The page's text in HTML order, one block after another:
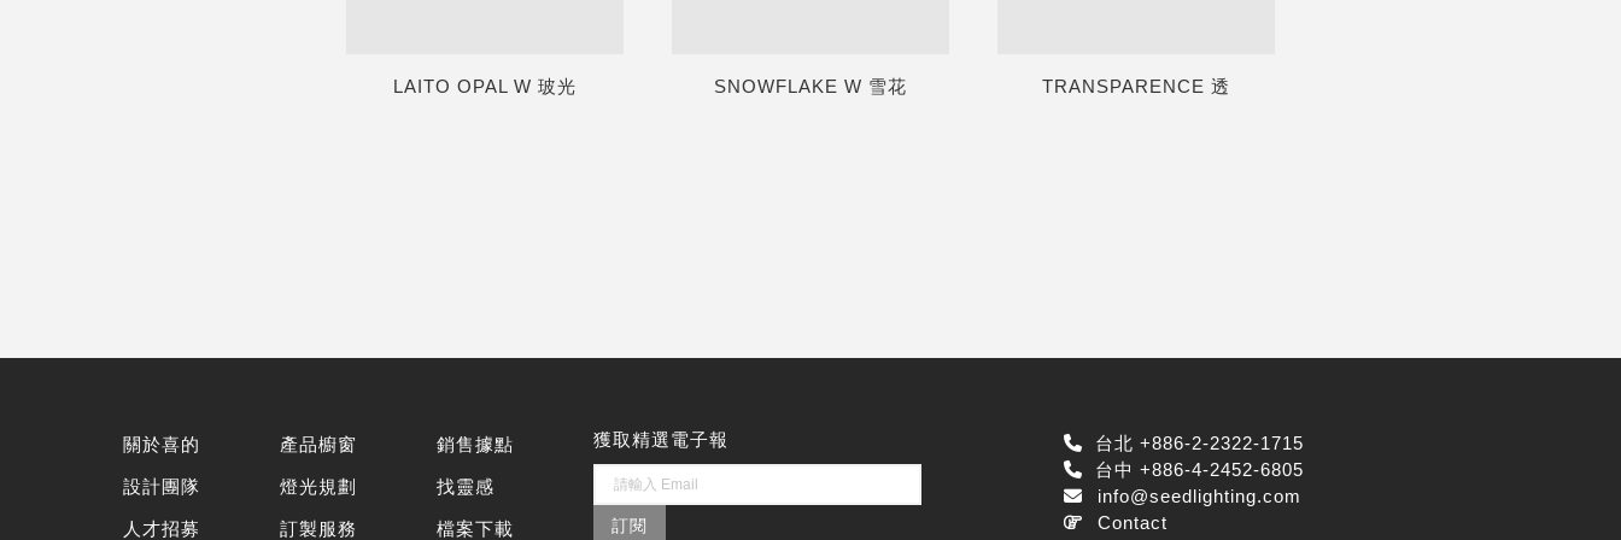
LAITO OPAL W 玻光 SNOWFLAKE W 雪花 TRANSPARENCE 透
關於喜的
設計團隊
人才招募
產品櫥窗
燈光規劃
訂製服務
銷售據點
找靈感
檔案下載
獲取精選電子報
訂閱
台北 +886-2-2322-1715
台中 +886-4-2452-6805
info@seedlighting.com
Contact